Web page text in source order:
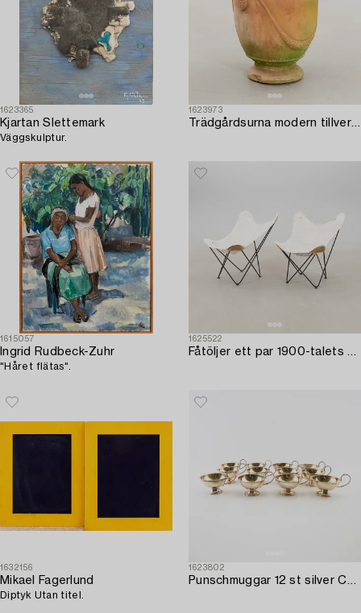
1623365
Kjartan Slettemark
Väggskulptur.
1623973
Trädgårdsurna modern tillverkning.
1615057
Ingrid Rudbeck-Zuhr
"Håret flätas".
1625522
Fåtöljer ett par 1900-talets mitt.
1632156
Mikael Fagerlund
Diptyk Utan titel.
1623802
Punschmuggar 12 st silver Ceson Göteborg 1992.